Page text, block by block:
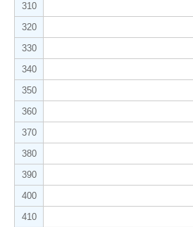
310
320
330
340
350
360
370
380
390
400
410